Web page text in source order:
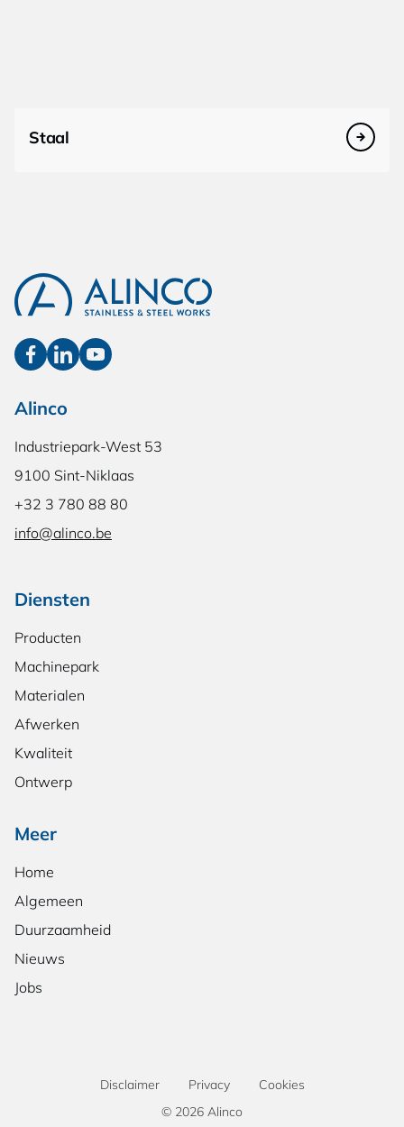
Staal
Alinco
Industriepark-West 53
9100 Sint-Niklaas
+32 3 780 88 80
info@alinco.be
Diensten
Producten
Machinepark
Materialen
Afwerken
Kwaliteit
Ontwerp
Meer
Home
Algemeen
Duurzaamheid
Nieuws
Jobs
Disclaimer Privacy
Cookies
© 2026 Alinco